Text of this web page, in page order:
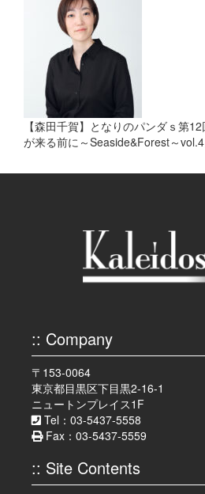
【森田千賀】となりのパンダｓ第
が来る前に～Seaside&Forest～vol.4
:: Company
〒153-0064
東京都目黒区下目黒2-16-1
ニュートンプレイス1F
Tel：03-5437-5558
Fax：03-5437-5559
:: Site Contents